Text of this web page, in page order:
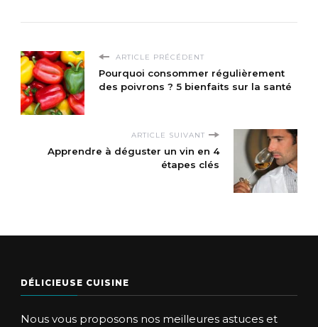
ARTICLE PRÉCÉDENT
Pourquoi consommer régulièrement
des poivrons ? 5 bienfaits sur la santé
ARTICLE SUIVANT
Apprendre à déguster un vin en 4
étapes clés
DÉLICIEUSE CUISINE
Nous vous proposons nos meilleures astuces et